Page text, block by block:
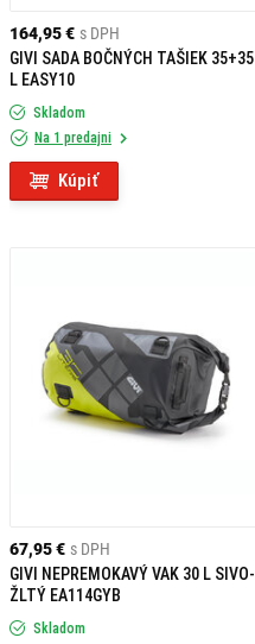
164,95 € s DPH
GIVI SADA BOČNÝCH TAŠIEK 35+35
L EASY10
Skladom
Na 1 predajni
Kúpiť
67,95 € s DPH
GIVI NEPREMOKAVÝ VAK 30 L SIVO-
ŽLTÝ EA114GYB
Skladom